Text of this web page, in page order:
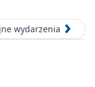
wydarzenia